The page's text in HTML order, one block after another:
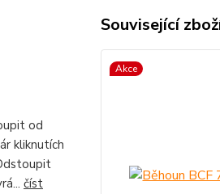
od
kliknutích
číst
Související
Akce